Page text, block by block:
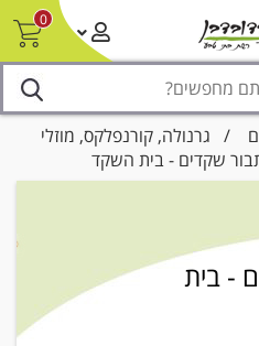
0
קשר/ביטול הזמנה
/ גרנולה, קורנפלקס, מוזלי
שקדים - בית השקד
- בית